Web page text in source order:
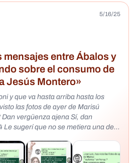
5/16/25
mensajes entre Ábalos y
sobre el consumo de
Jesús Montero»
y que va hasta arriba hasta los
las fotos de ayer de Marisú
vergüenza ajena Sí, dan
Le sugerí que no se metiera una de
toque antes de que se la vaya de
encima la prensa facha 20:20 Sin